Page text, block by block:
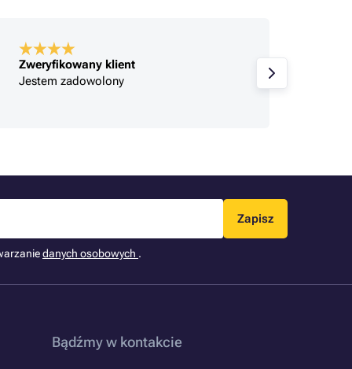
Zweryfikowany klient
Jestem zadowolony
Zapisz
danych osobowych .
Bądźmy w kontakcie